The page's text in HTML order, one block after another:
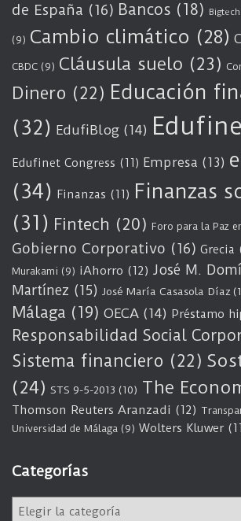
de España (16) Bancos (18) Bigtech
(9) Cambio climático (28)
CBDC (9) Cláusula suelo (23)
Dinero (22) Educación
(32) EdufiBlog (14)
Edufinet Congress (11) Empresa (13)
(34) Finanzas (11) Finanzas
(31) Fintech (20) Foro para la Paz
Gobierno Corporativo (16) Grecia
Murakami (9) iAhorro (12) José M.
Martínez (15) José María Casasola Díaz
Málaga (19) OECA (14) Préstamo
Responsabilidad Social
Sistema financiero (22)
(24) STS 9-5-2013 (10) The
Thomson Reuters Aranzadi (12)
Universidad de Málaga (9) Wolters Kluwer
Categorías